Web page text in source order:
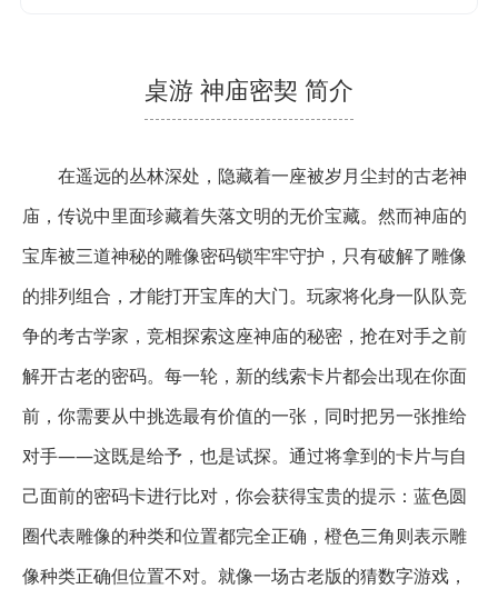
桌游 神庙密契 简介
在遥远的丛林深处，隐藏着一座被岁月尘封的古老神
庙，传说中里面珍藏着失落文明的无价宝藏。然而神庙的
宝库被三道神秘的雕像密码锁牢牢守护，只有破解了雕像
的排列组合，才能打开宝库的大门。玩家将化身一队队竞
争的考古学家，竞相探索这座神庙的秘密，抢在对手之前
解开古老的密码。每一轮，新的线索卡片都会出现在你面
前，你需要从中挑选最有价值的一张，同时把另一张推给
对手——这既是给予，也是试探。通过将拿到的卡片与自
己面前的密码卡进行比对，你会获得宝贵的提示：蓝色圆
圈代表雕像的种类和位置都完全正确，橙色三角则表示雕
像种类正确但位置不对。就像一场古老版的猜数字游戏，